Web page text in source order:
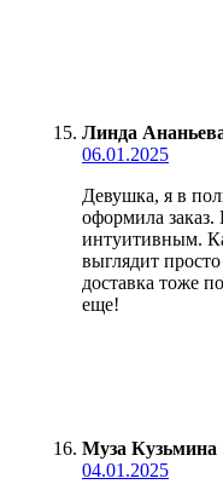
Линда
06.01.2025
Девушка, я в
оформила заказ.
интуитивным.
выглядит
доставка тоже
еще!
Муза Кузьмина
04.01.2025